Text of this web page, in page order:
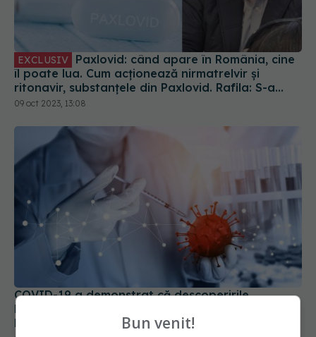
îl poate lua. Cum acționează nirmatrelvir și
ritonavir, substanțele din Paxlovid. Rafila: S-a
semnat contractul. Va fi disponibil la
recomandarea medicului
09 oct 2023, 13:08
COVID-19 a demonstrat că descoperirile
biomedicale nu sunt suficiente pentru a elimina o
05 mar 2025, 21:11
Bun venit!